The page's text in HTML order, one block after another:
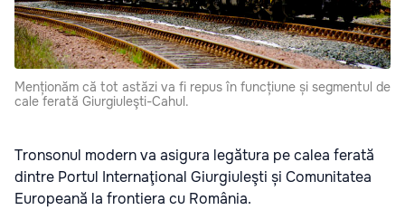
Menționăm că tot astăzi va fi repus în funcțiune și segmentul de
cale ferată Giurgiuleşti-Cahul.
Tronsonul modern va asigura legătura pe calea ferată
dintre Portul Internaţional Giurgiuleşti și Comunitatea
Europeană la frontiera cu România.